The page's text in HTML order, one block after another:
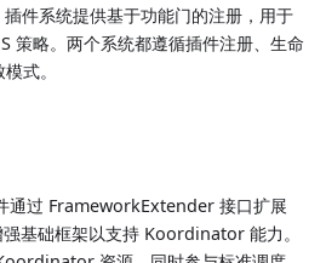
件系统提供基于功能门的注册，用于
策略。两个系统都遵循插件注册、生命
式。
过 FrameworkExtender 接口扩展
基础框架以支持 Koordinator 能力。